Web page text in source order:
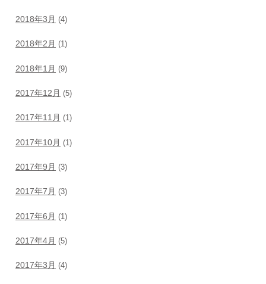
2018年3月 (4)
2018年2月 (1)
2018年1月 (9)
2017年12月 (5)
2017年11月 (1)
2017年10月 (1)
2017年9月 (3)
2017年7月 (3)
2017年6月 (1)
2017年4月 (5)
2017年3月 (4)